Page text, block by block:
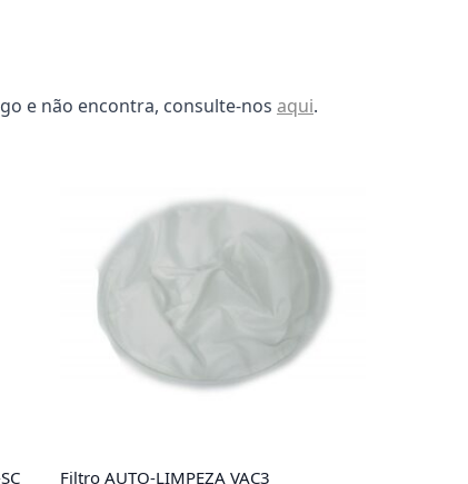
e não encontra, consulte-nos aqui.
Filtro AUTO-LIMPEZA VAC3